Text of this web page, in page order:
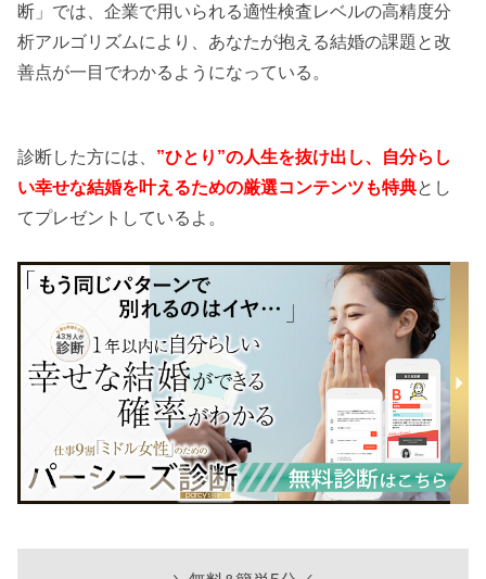
断」では、企業で用いられる適性検査レベルの高精度分
析アルゴリズムにより、あなたが抱える結婚の課題と改
善点が一目でわかるようになっている。
診断した方には、 ”ひとり”の人生を抜け出し、自分らし
い幸せな結婚を叶えるための厳選コンテンツも特典とし
てプレゼントしているよ。